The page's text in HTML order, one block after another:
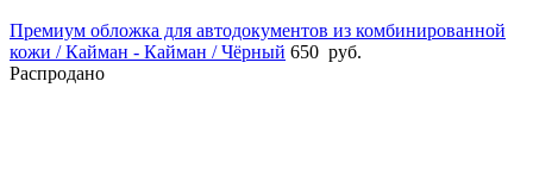
Премиум обложка для автодокументов из комбинированной
кожи / Кайман - Кайман / Чёрный 650 руб.
Распродано